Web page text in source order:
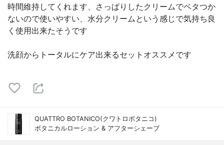
時間維持してくれます、さっぱりしたクリームでベタつか
ないので使いやすい、水分クリームという感じで気持ち良
く使用出来たそうです
洗顔からトータルにケア出来るセットオススメです
QUATTRO BOTANICO(クワトロボタニコ)
ボタニカルローション & アフターシェーブ